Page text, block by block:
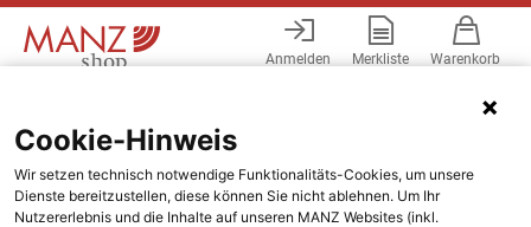
Anmelden Merkliste Warenkorb
Cookie-Hinweis
Wir setzen technisch notwendige Funktionalitäts-Cookies, um unsere
Dienste bereitzustellen, diese können Sie nicht ablehnen. Um Ihr
Nutzererlebnis und die Inhalte auf unseren MANZ Websites (inkl.